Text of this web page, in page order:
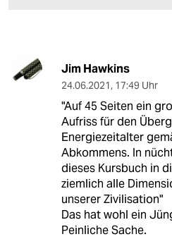
Jim Hawkins
24.06.2021, 17:49 Uhr
"Auf 45 Seiten ein
Aufriss für den
Energiezeitalter
Abkommens. In
dieses Kursbuch in
ziemlich alle
unserer Zivilisation"
Das hat wohl ein
Peinliche Sache.